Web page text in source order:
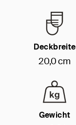
Deckbreite
20,0 cm
Gewicht